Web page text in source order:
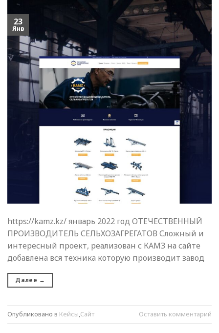
23
Янв
https://kamz.kz/ январь 2022 год ОТЕЧЕСТВЕННЫЙ
ПРОИЗВОДИТЕЛЬ СЕЛЬХОЗАГРЕГАТОВ Сложный и
интересный проект, реализован с КАМЗ на сайте
добавлена вся техника которую производит завод
Далее →
Опубликовано в Кейсы,Сайт Оставить комментарий